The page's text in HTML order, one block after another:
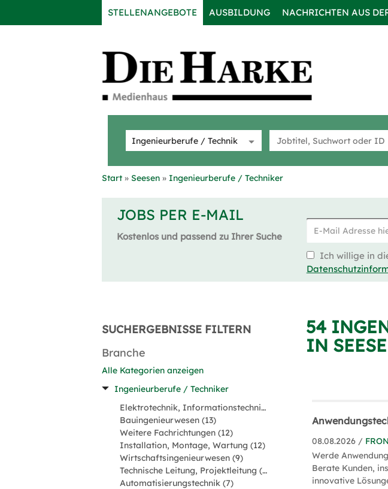
STELLENANGEBOTE AUSBILDUNG NACHRICHTEN AUS
Start Seesen Ingenieurberufe / Techniker
JOBS PER E-MAIL
Kostenlos und passend zu Ihrer Suche
Ich willige in
SUCHERGEBNISSE FILTERN
Branche
Alle Kategorien anzeigen
Ingenieurberufe / Techniker
Elektrotechnik, Informationstechnik, Mechatronik (16)
Bauingenieurwesen (13)
Weitere Fachrichtungen (12)
Installation, Montage, Wartung (12)
Wirtschaftsingenieurwesen (9)
Technische Leitung, Projektleitung (8)
Automatisierungstechnik (7)
54
IN
08.08.2026 /
Werde
Berate Kunden,
innovative